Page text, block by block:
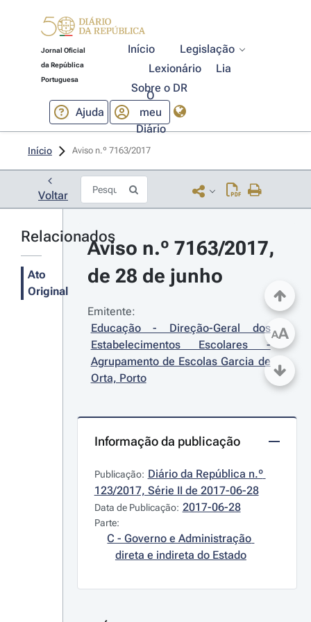
Jornal Oficial
da República
Portuguesa
Início
Legislação
Lexionário
Lia
Sobre o DR
Ajuda
O
meu
Diário
Início Aviso n.º 7163/2017
Voltar
Relacionados
Ato
Original
Aviso n.º 7163/2017,
de 28 de junho
Emitente:
Educação - Direção-Geral dos
Estabelecimentos Escolares -
Agrupamento de Escolas Garcia de
Orta, Porto
Informação da publicação
Publicação: Diário da República n.º
123/2017, Série II de 2017-06-28
Data de Publicação: 2017-06-28
Parte:
C - Governo e Administração
direta e indireta do Estado
AA